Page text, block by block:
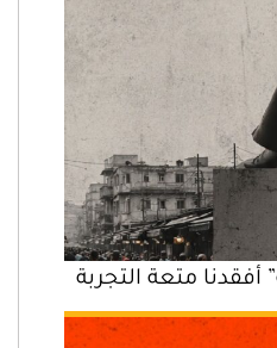
أفقدنا متعة التجربة